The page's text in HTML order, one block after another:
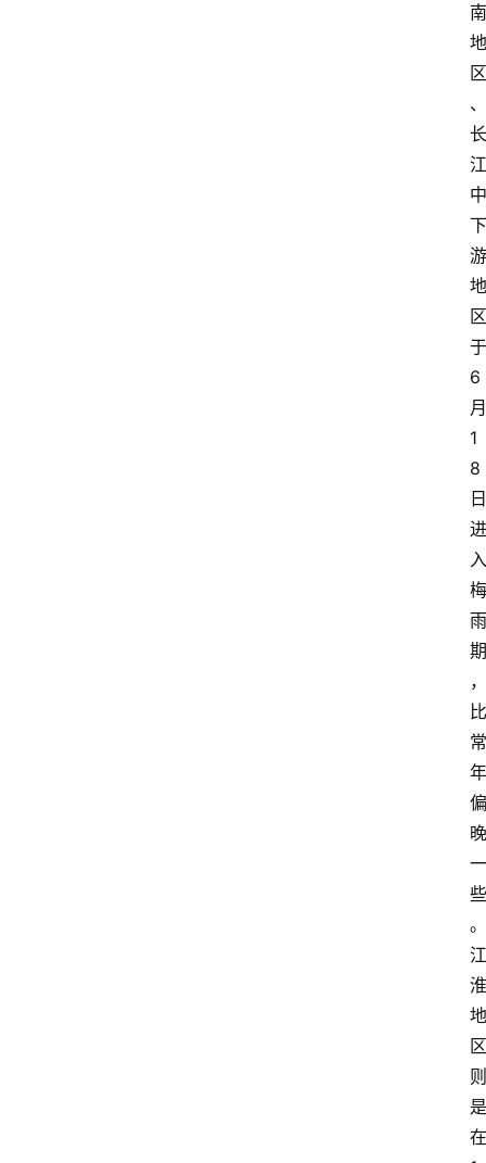
南
地
区
、
长
江
中
下
游
地
区
于
6
月
1
8
日
进
入
梅
雨
期
，
比
常
年
偏
晚
一
些
。
江
淮
地
区
则
是
在